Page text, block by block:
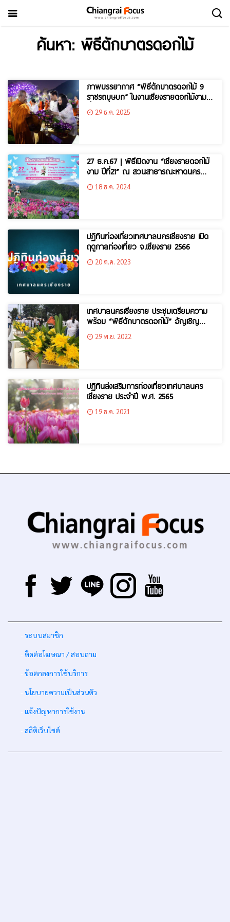
ค้นหา: พิธีตักบาตรดอกไม้
ภาพบรรยากาศ “พิธีตักบาตรดอกไม้ 9
ราชรถบุษบก” ในงานเชียงรายดอกไม้งามปี
ที่2229 ธ.ค. 2025
27 ธ.ค.67 | พิธีเปิดงาน “เชียงรายดอกไม้
งาม ปีที่21” ณ สวนสาธารณะหาดนคร
เชียงราย
18 ธ.ค. 2024
ปฏิทินท่องเที่ยวเทศบาลนครเชียงราย เปิด
ฤดูกาลท่องเที่ยว จ.เชียงราย 2566
20 ต.ค. 2023
เทศบาลนครเชียงราย ประชุมเตรียมความ
พร้อม “พิธีตักบาตรดอกไม้” อัญเชิญ
พระพุทธรูปศักดิ์สิทธิ์ 9 วัด จังหวัด
เชียงราย
29 พ.ย. 2022
ปฏิทินส่งเสริมการท่องเที่ยวเทศบาลนคร
เชียงราย ประจำปี พ.ศ. 2565
19 ธ.ค. 2021
ระบบสมาชิก
ติดต่อโฆษณา / สอบถาม
ข้อตกลงการใช้บริการ
นโยบายความเป็นส่วนตัว
แจ้งปัญหาการใช้งาน
สถิติเว็บไซต์